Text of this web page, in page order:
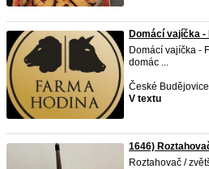
Domácí vajíčka -
Domácí vajíčka -
domác ...
České
V textu
1646)
Roztahovač /